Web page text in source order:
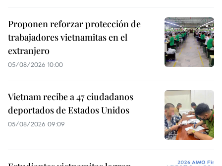
Proponen reforzar protección de
trabajadores vietnamitas en el
extranjero
05/08/2026 10:00
Vietnam recibe a 47 ciudadanos
deportados de Estados Unidos
05/08/2026 09:09